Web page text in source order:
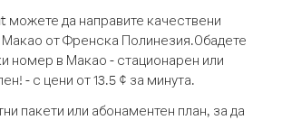
можете да направите качествени
от Френска Полинезия.Обадете
номер в Макао - стационарен или
- с цени от 13.5 ¢ за минута.
пакети или абонаментен план, за да